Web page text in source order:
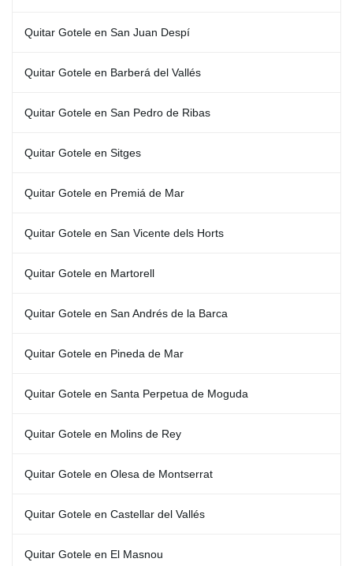
Quitar Gotele en San Juan Despí
Quitar Gotele en Barberá del Vallés
Quitar Gotele en San Pedro de Ribas
Quitar Gotele en Sitges
Quitar Gotele en Premiá de Mar
Quitar Gotele en San Vicente dels Horts
Quitar Gotele en Martorell
Quitar Gotele en San Andrés de la Barca
Quitar Gotele en Pineda de Mar
Quitar Gotele en Santa Perpetua de Moguda
Quitar Gotele en Molins de Rey
Quitar Gotele en Olesa de Montserrat
Quitar Gotele en Castellar del Vallés
Quitar Gotele en El Masnou